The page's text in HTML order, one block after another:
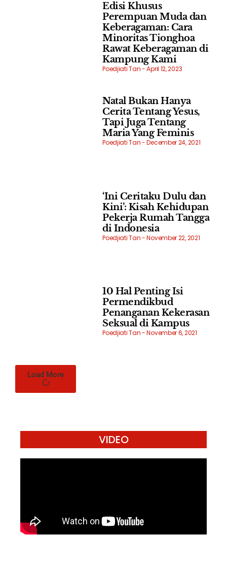
Edisi Khusus
Perempuan Muda dan
Keberagaman: Cara
Minoritas Tionghoa
Rawat Keberagaman di
Kampung Kami
Poedjiati Tan April 12, 2023
Natal Bukan Hanya
Cerita Tentang Yesus,
Tapi Juga Tentang
Maria Yang Feminis
Poedjiati Tan December 24, 2021
‘Ini Ceritaku Dulu dan
Kini’: Kisah Kehidupan
Pekerja Rumah Tangga
di Indonesia
Poedjiati Tan November 22, 2021
10 Hal Penting Isi
Permendikbud
Penanganan Kekerasan
Seksual di Kampus
Poedjiati Tan November 6, 2021
Load More
VIDEO